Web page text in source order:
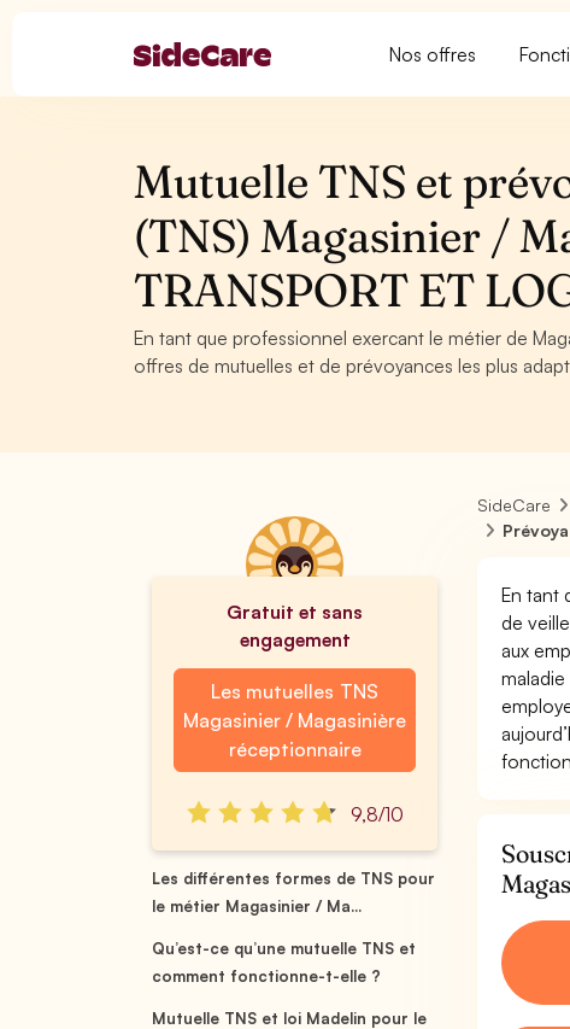
Nos offres
Mutuelle TNS et
(TNS) Magasinier /
TRANSPORT ET
En tant que professionnel exercant le métier de
offres de mutuelles et de prévoyances les plus
Gratuit et sans
engagement
Les mutuelles TNS
Magasinier / Magasinière
réceptionnaire
9,8/10
Les différentes formes de TNS pour
le métier Magasinier / Ma...
Qu’est-ce qu’une mutuelle TNS et
comment fonctionne-t-elle ?
Mutuelle TNS et loi Madelin pour le
SideCare
En tant
de
aux